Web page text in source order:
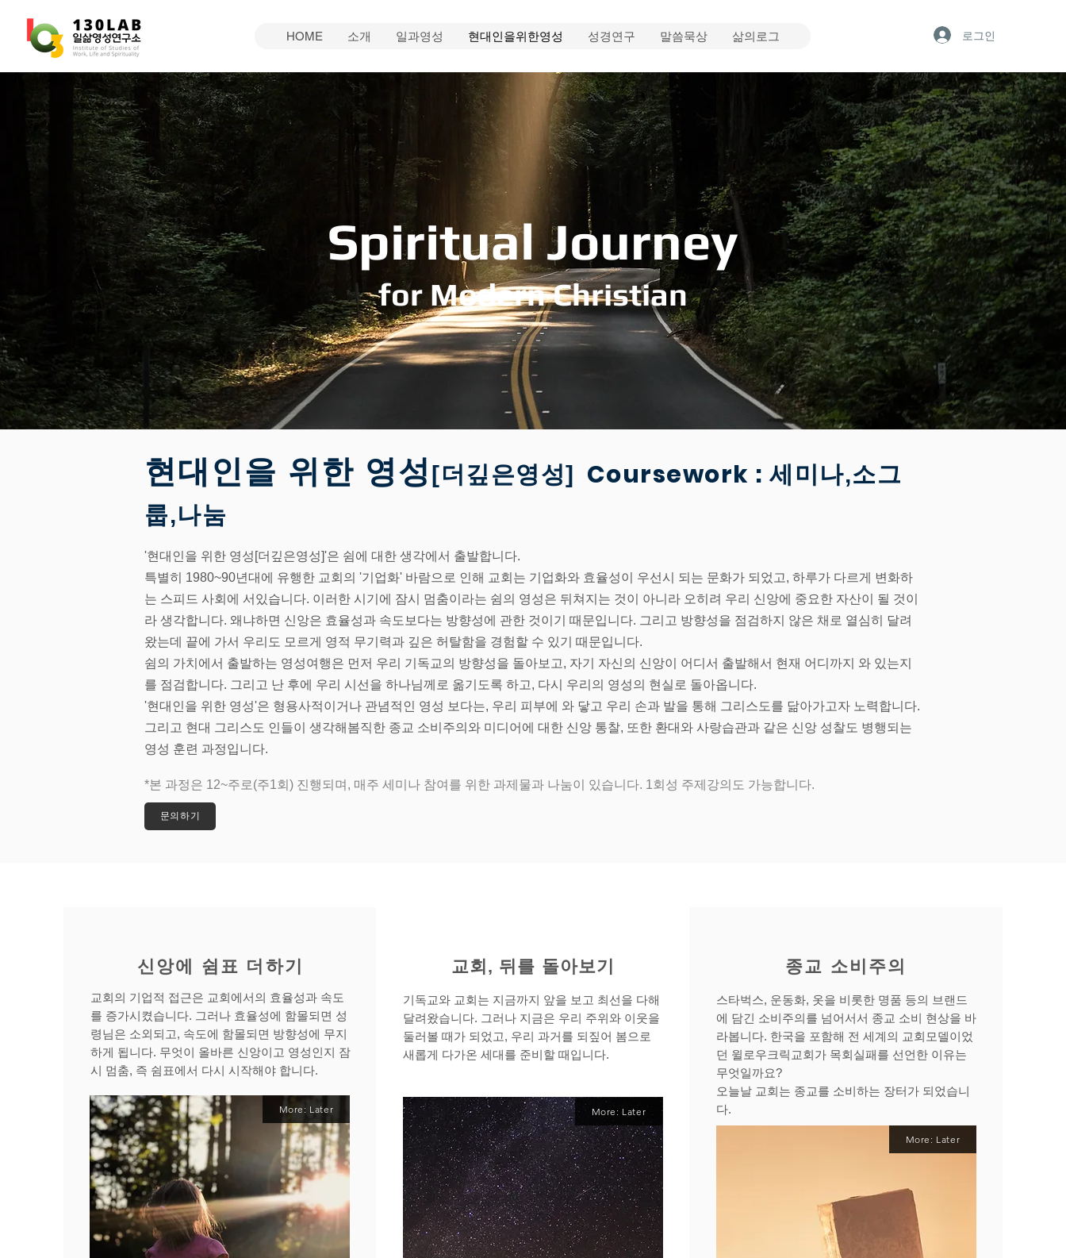
HOME 소개 일과영성 현대인을위한영성 성경연구 말씀묵상 삶의로그 로그인
Spiritual Journey
for Modern Christian
현대인을 위한 영성 [더깊은영성] Coursework : 세미나,소그
룹,나눔
'현대인을 위한 영성[더깊은영성]'은 쉼에 대한 생각에서 출발합니다.
특별히 1980~90년대에 유행한 교회의 '기업화' 바람으로 인해 교회는 기업화와 효율성이 우선시 되는 문화가 되었고, 하루가 다르게 변화하
는 스피드 사회에 서있습니다. 이러한 시기에 잠시 멈춤이라는 쉼의 영성은 뒤쳐지는 것이 아니라 오히려 우리 신앙에 중요한 자산이 될 것이
라 생각합니다. 왜냐하면 신앙은 효율성과 속도보다는 방향성에 관한 것이기 때문입니다. 그리고 방향성을 점검하지 않은 채로 열심히 달려
왔는데 끝에 가서 우리도 모르게 영적 무기력과 깊은 허탈함을 경험할 수 있기 때문입니다.
쉼의 가치에서 출발하는 영성여행은 먼저 우리 기독교의 방향성을 돌아보고, 자기 자신의 신앙이 어디서 출발해서 현재 어디까지 와 있는지
를 점검합니다. 그리고 난 후에 우리 시선을 하나님께로 옮기도록 하고, 다시 우리의 영성의 현실로 돌아옵니다.
'현대인을 위한 영성'은 형용사적이거나 관념적인 영성 보다는, 우리 피부에 와 닿고 우리 손과 발을 통해 그리스도를 닮아가고자 노력합니다.
그리고 현대 그리스도 인들이 생각해봄직한 종교 소비주의와 미디어에 대한 신앙 통찰, 또한 환대와 사랑습관과 같은 신앙 성찰도 병행되는
영성 훈련 과정입니다.
​*본 과정은 12~주로(주1회) 진행되며, 매주 세미나 참여를 위한 과제물과 나눔이 있습니다. 1회성 주제강의도 가능합니다.
문의하기
신앙에 쉼표 더하기
교회의 기업적 접근은 교회에서의 효율성과 속도
를 증가시켰습니다. 그러나 효율성에 함몰되면 성
령님은 소외되고, 속도에 함몰되면 방향성에 무지
하게 됩니다. 무엇이 올바른 신앙이고 영성인지 잠
시 멈춤, 즉 쉼표에서 다시 시작해야 합니다.
More: Later
교회, 뒤를 돌아보기
기독교와 교회는 지금까지 앞을 보고 최선을 다해
달려왔습니다. 그러나 지금은 우리 주위와 이웃을
둘러볼 때가 되었고, 우리 과거를 되짚어 봄으로
새롭게 다가온 세대를 준비할 때입니다.
More: Later
종교 소비주의
스타벅스, 운동화, 옷을 비롯한 명품 등의 브랜드
에 담긴 소비주의를 넘어서서 종교 소비 현상을 바
라봅니다. 한국을 포함해 전 세계의 교회모델이었
던 윌로우크릭교회가 목회실패를 선언한 이유는
무엇일까요?
오늘날 교회는 종교를 소비하는 장터가 되었습니
다.
More: Later